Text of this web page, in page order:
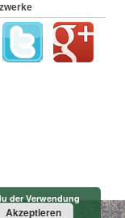
der Verwendung
Akzeptieren